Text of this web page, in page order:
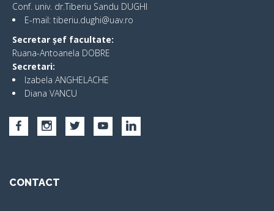
Conf. univ. dr.Tiberiu Sandu DUGHI
E-mail: tiberiu.dughi@uav.ro
Secretar șef facultate:
Ruana-Antoanela DOBRE
Secretari:
Izabela ANGHELACHE
Diana VANCU
CONTACT